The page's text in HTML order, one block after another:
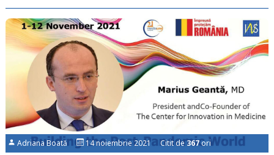
Adriana Boată 14 noiembrie 2021 Citit de367ori